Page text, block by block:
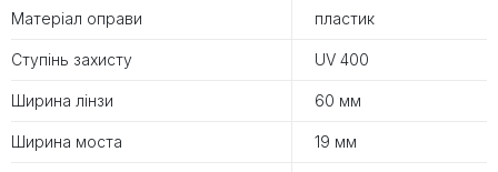
Матеріал оправи пластик
Ступінь захисту UV 400
Ширина лінзи 60 мм
Ширина моста 19 мм